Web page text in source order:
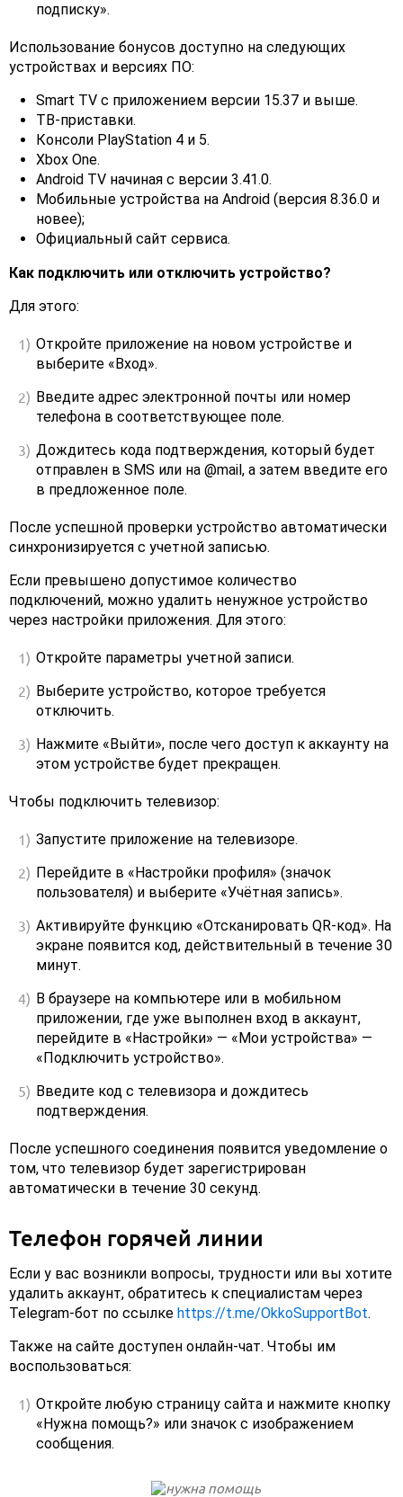
подписку».
Использование бонусов доступно на следующих
устройствах и версиях ПО:
Smart TV с приложением версии 15.37 и выше.
ТВ-приставки.
Консоли PlayStation 4 и 5.
Xbox One.
Android TV начиная с версии 3.41.0.
Мобильные устройства на Android (версия 8.36.0 и
новее);
Официальный сайт сервиса.
Как подключить или отключить устройство?
Для этого:
Откройте приложение на новом устройстве и
выберите «Вход».
Введите адрес электронной почты или номер
телефона в соответствующее поле.
Дождитесь кода подтверждения, который будет
отправлен в SMS или на @mail, а затем введите его
в предложенное поле.
После успешной проверки устройство автоматически
синхронизируется с учетной записью.
Если превышено допустимое количество
подключений, можно удалить ненужное устройство
через настройки приложения. Для этого:
Откройте параметры учетной записи.
Выберите устройство, которое требуется
отключить.
Нажмите «Выйти», после чего доступ к аккаунту на
этом устройстве будет прекращен.
Чтобы подключить телевизор:
Запустите приложение на телевизоре.
Перейдите в «Настройки профиля» (значок
пользователя) и выберите «Учётная запись».
Активируйте функцию «Отсканировать QR-код». На
экране появится код, действительный в течение 30
минут.
В браузере на компьютере или в мобильном
приложении, где уже выполнен вход в аккаунт,
перейдите в «Настройки» — «Мои устройства» —
«Подключить устройство».
Введите код с телевизора и дождитесь
подтверждения.
После успешного соединения появится уведомление о
том, что телевизор будет зарегистрирован
автоматически в течение 30 секунд.
Телефон горячей линии
Если у вас возникли вопросы, трудности или вы хотите
удалить аккаунт, обратитесь к специалистам через
Telegram-бот по ссылке https://t.me/OkkoSupportBot.
Также на сайте доступен онлайн-чат. Чтобы им
воспользоваться:
Откройте любую страницу сайта и нажмите кнопку
«Нужна помощь?» или значок с изображением
сообщения.